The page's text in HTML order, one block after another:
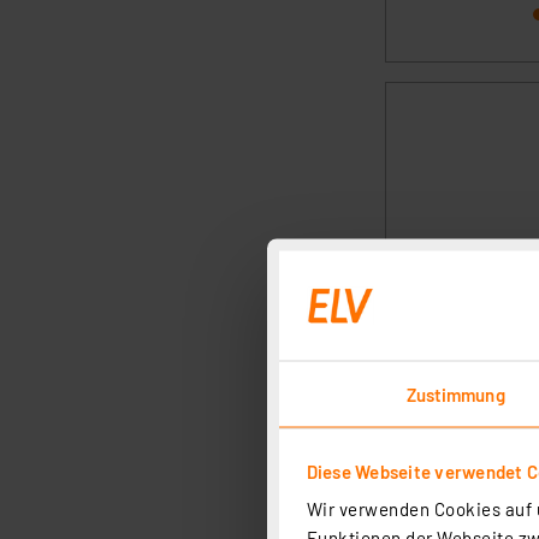
Zustimmung
Diese Webseite verwendet
Wir verwenden Cookies